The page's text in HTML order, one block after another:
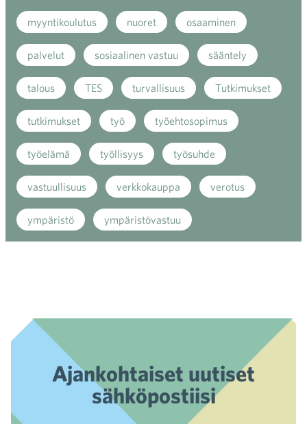
myyntikoulutus nuoret osaaminen
palvelut sosiaalinen vastuu sääntely
talous TES turvallisuus Tutkimukset
tutkimukset työ työehtosopimus
työelämä työllisyys työsuhde
vastuullisuus verkkokauppa verotus
ympäristö ympäristövastuu
Ajankohtaiset uutiset
sähköpostiisi